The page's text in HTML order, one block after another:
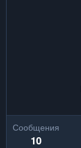
Сообщения
10